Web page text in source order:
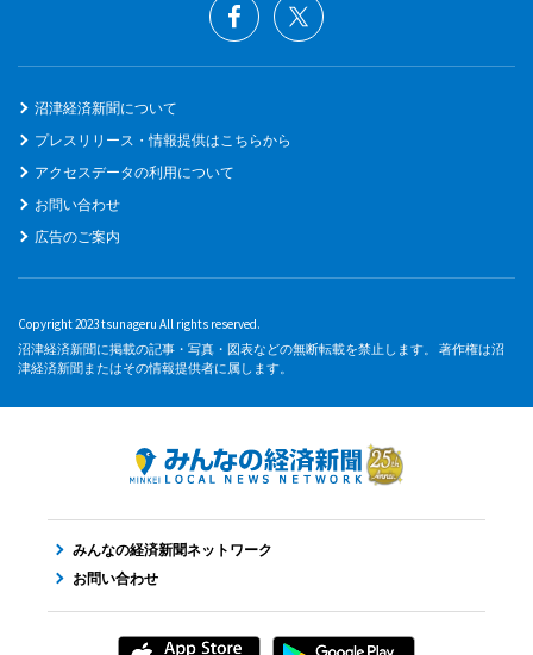
沼津経済新聞について
プレスリリース・情報提供はこちらから
アクセスデータの利用について
お問い合わせ
広告のご案内
Copyright 2023 tsunageru All rights reserved.
沼津経済新聞に掲載の記事・写真・図表などの無断転載を禁止します。 著作権は沼
津経済新聞またはその情報提供者に属します。
みんなの経済新聞ネットワーク
お問い合わせ